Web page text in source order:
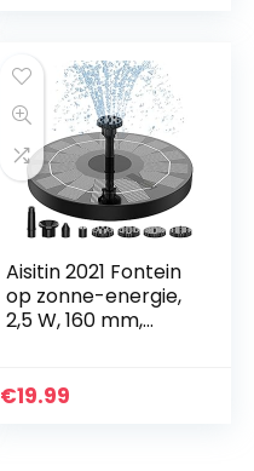
en tuinen
Aisitin 2021 Fontein
op zonne-energie,
2,5 W, 160 mm,
waterpomp,
€19.99